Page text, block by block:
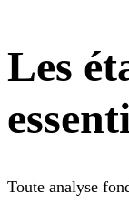
Les
Toute analyse